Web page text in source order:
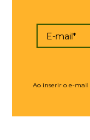
E-mail*
Ao inserir o e-mail